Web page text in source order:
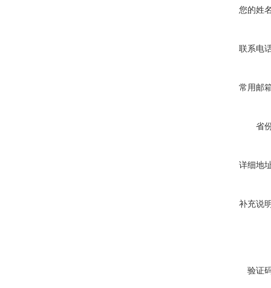
您的姓
联系电
常用邮
省
详细地
补充说
验证